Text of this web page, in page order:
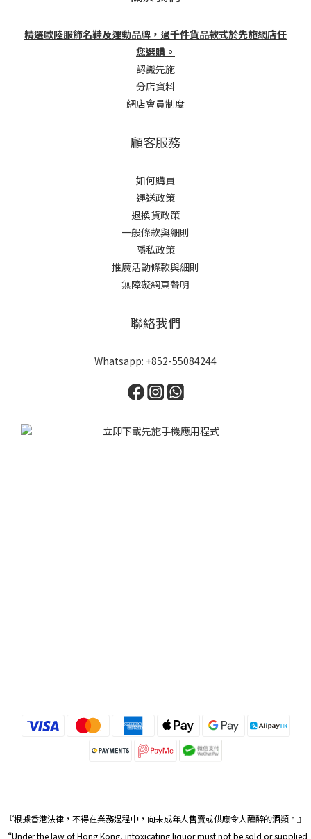
精選歐陸服飾名鞋及運動品牌，過千件貨品款式於先施網店任
您選購。
認識先施
分店資料
網店會員制度
顧客服務
如何購買
運送政策
退換貨政策
一般條款與細則
隱私政策
推廣活動條款與細則
無障礙網頁聲明
聯絡我們
Whatsapp: +852-55084244
『根據香港法律，不得在業務過程中，向未成年人售賣或供應令人醺醉的酒類。』
“Under the law of Hong Kong, intoxicating liquor must not be sold or supplied